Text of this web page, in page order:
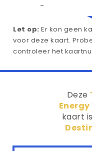
-
Let op: Er kon geen
voor deze kaart.
controleer het
Deze
Energy
kaart